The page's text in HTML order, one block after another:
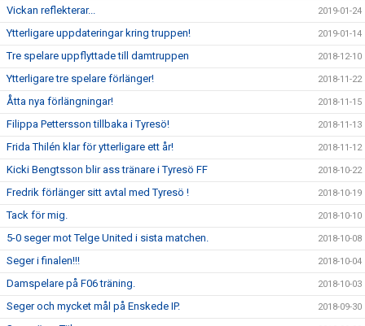
Vickan reflekterar... 2019-01-24
Ytterligare uppdateringar kring truppen! 2019-01-14
Tre spelare uppflyttade till damtruppen 2018-12-10
Ytterligare tre spelare förlänger! 2018-11-22
Åtta nya förlängningar! 2018-11-15
Filippa Pettersson tillbaka i Tyresö! 2018-11-13
Frida Thilén klar för ytterligare ett år! 2018-11-12
Kicki Bengtsson blir ass tränare i Tyresö FF 2018-10-22
Fredrik förlänger sitt avtal med Tyresö ! 2018-10-19
Tack för mig. 2018-10-10
5-0 seger mot Telge United i sista matchen. 2018-10-08
Seger i finalen!!! 2018-10-04
Damspelare på F06 träning. 2018-10-03
Seger och mycket mål på Enskede IP. 2018-09-30